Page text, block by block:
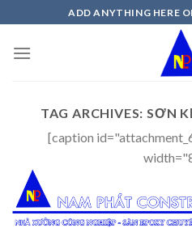
to
content
ADD ANYTHING HERE
TAG ARCHIVES:SƠN
[caption